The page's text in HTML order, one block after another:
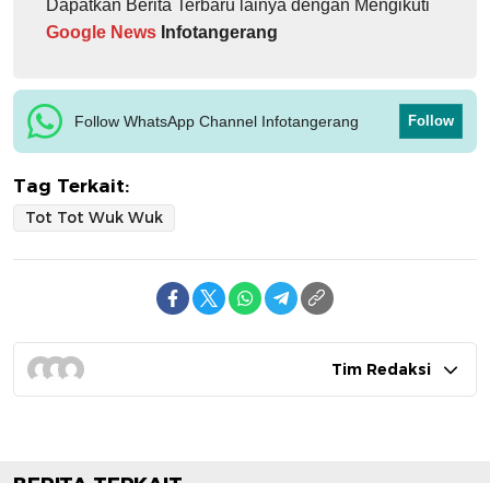
Dapatkan Berita Terbaru lainya dengan Mengikuti
Google News Infotangerang
Follow WhatsApp Channel Infotangerang Follow
Tag Terkait:
Tot Tot Wuk Wuk
Tim Redaksi